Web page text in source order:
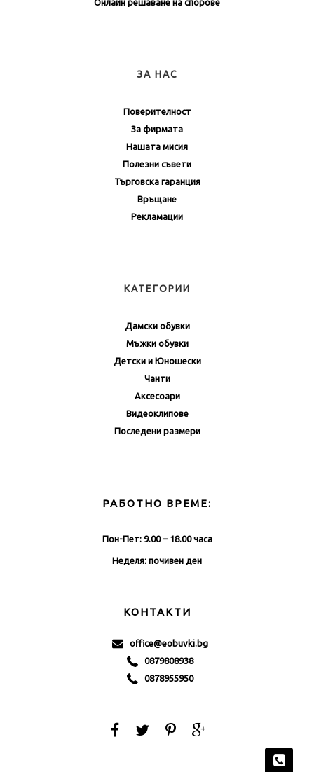
Онлайн решаване на спорове
ЗА НАС
Поверителност
За фирмата
Нашата мисия
Полезни съвети
Търговска гаранция
Връщане
Рекламации
КАТЕГОРИИ
Дамски обувки
Мъжки обувки
Детски и Юношески
Чанти
Аксесоари
Видеоклипове
Последени размери
РАБОТНО ВРЕМЕ:
Пон-Пет: 9.00 – 18.00 часа
Неделя: почивен ден
КОНТАКТИ
office@eobuvki.bg
0879808938
0878955950